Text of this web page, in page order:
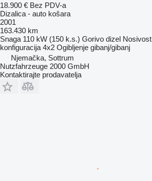
18.900 € Bez PDV-a
Dizalica - auto košara
2001
163.430 km
Snaga 110 kW (150 k.s.) Gorivo dizel Nosivost
konfiguracija 4x2 Ogibljenje gibanj/gibanj
Njemačka, Sottrum
Nutzfahrzeuge 2000 GmbH
Kontaktirajte prodavatelja